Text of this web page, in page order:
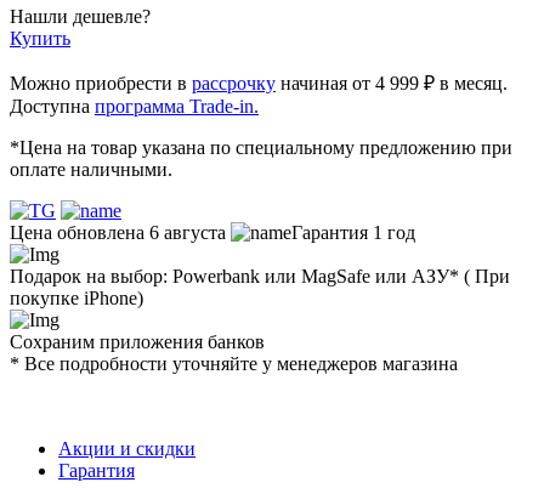
Нашли дешевле?
Купить
Можно приобрести в рассрочку начиная от 4 999 ₽ в месяц.
Доступна программа Trade-in.
*Цена на товар указана по специальному предложению при
оплате наличными.
Цена обновлена 6 августа Гарантия 1 год
Подарок на выбор: Powerbank или MagSafe или AЗУ* ( При
покупке iPhone)
Сохраним приложения банков
* Все подробности уточняйте у менеджеров магазина
Акции и скидки
Гарантия